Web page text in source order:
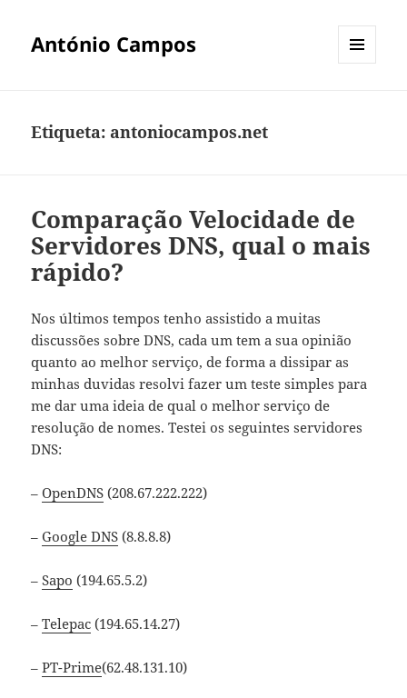
António Campos
Etiqueta: antoniocampos.net
Comparação Velocidade de
Servidores DNS, qual o mais
rápido?
Nos últimos tempos tenho assistido a muitas
discussões sobre DNS, cada um tem a sua opinião
quanto ao melhor serviço, de forma a dissipar as
minhas duvidas resolvi fazer um teste simples para
me dar uma ideia de qual o melhor serviço de
resolução de nomes. Testei os seguintes servidores
DNS:
–OpenDNS (208.67.222.222)
–Google DNS (8.8.8.8)
–Sapo (194.65.5.2)
–Telepac (194.65.14.27)
–PT-Prime(62.48.131.10)